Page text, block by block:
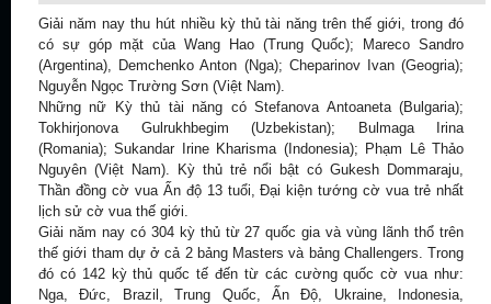
Giải năm nay thu hút nhiều kỳ thủ tài năng trên thế giới, trong đó
có sự góp mặt của Wang Hao (Trung Quốc); Mareco Sandro
(Argentina), Demchenko Anton (Nga); Cheparinov Ivan (Geogria);
Nguyễn Ngọc Trường Sơn (Việt Nam).
Những nữ Kỳ thủ tài năng có Stefanova Antoaneta (Bulgaria);
Tokhirjonova Gulrukhbegim (Uzbekistan); Bulmaga Irina
(Romania); Sukandar Irine Kharisma (Indonesia); Phạm Lê Thảo
Nguyên (Việt Nam). Kỳ thủ trẻ nổi bật có Gukesh Dommaraju,
Thần đồng cờ vua Ấn độ 13 tuổi, Đại kiện tướng cờ vua trẻ nhất
lịch sử cờ vua thế giới.
Giải năm nay có 304 kỳ thủ từ 27 quốc gia và vùng lãnh thổ trên
thế giới tham dự ở cả 2 bảng Masters và bảng Challengers. Trong
đó có 142 kỳ thủ quốc tế đến từ các cường quốc cờ vua như:
Nga, Đức, Brazil, Trung Quốc, Ấn Độ, Ukraine, Indonesia,